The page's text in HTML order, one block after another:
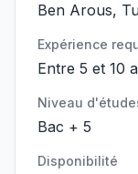
Ben Arous,
Expérience
Entre 5 et 10
Niveau
Bac + 5
Disponibilité